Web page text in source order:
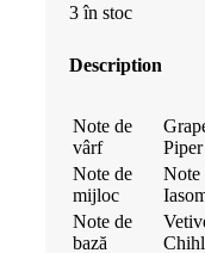
3 în stoc
Description
Note de
vârf
Note de
mijloc
Note
Note de
bază